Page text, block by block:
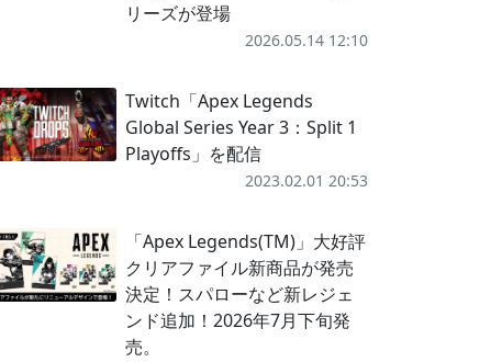
リーズが登場
2026.05.14 12:10
Twitch「Apex Legends
Global Series Year 3：Split 1
Playoffs」を配信
2023.02.01 20:53
「Apex Legends(TM)」大好評
クリアファイル新商品が発売
決定！スパローなど新レジェ
ンド追加！2026年7月下旬発
売。